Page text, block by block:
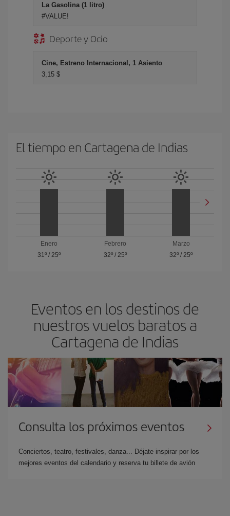
La Gasolina (1 litro)
#VALUE!
Deporte y Ocio
Cine, Estreno Internacional, 1 Asiento
3,15 $
El tiempo en Cartagena de Indias
Enero
31º/ 25º
Febrero
32º/ 25º
Marzo
32º /25º
Eventos en los destinos de
nuestros vuelos baratos a
Cartagena de Indias
Consulta los próximos eventos
Conciertos, teatro, festivales, danza... Déjate inspirar por los
mejores eventos del calendario y reserva tu billete de avión